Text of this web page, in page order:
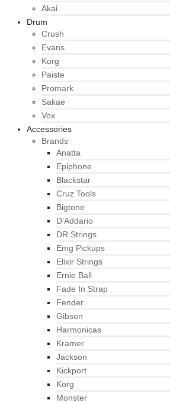
Akai
Drum
Crush
Evans
Korg
Paiste
Promark
Sakae
Vox
Accessories
Brands
Anatta
Epiphone
Blackstar
Cruz Tools
Bigtone
D’Addario
DR Strings
Emg Pickups
Elixir Strings
Ernie Ball
Fade In Strap
Fender
Gibson
Harmonicas
Kramer
Jackson
Kickport
Korg
Monster